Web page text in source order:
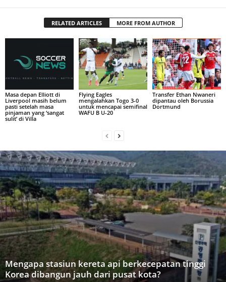
RELATED ARTICLES MORE FROM AUTHOR
Masa depan Elliott di
Liverpool masih belum
pasti setelah masa
pinjaman yang ‘sangat
sulit’ di Villa
Flying Eagles
mengalahkan Togo 3-0
untuk mencapai semifinal
WAFU B U-20
Transfer Ethan Nwaneri
dipantau oleh Borussia
Dortmund
Mengapa stasiun kereta api berkecepatan tinggi
Korea dibangun jauh dari pusat kota?